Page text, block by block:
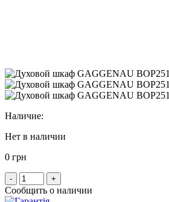
Наличие:
Нет в наличии
0 грн
- +
Сообщить о наличии